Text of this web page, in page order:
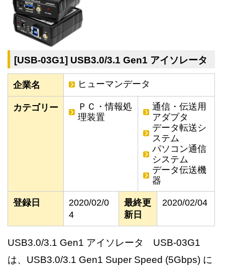
[USB-03G1] USB3.0/3.1 Gen1 アイソレータ
企業名 ヒューマンデータ
カテゴリー
ＰＣ・情報処
理装置
通信・伝送用
アダプタ
データ転送シ
ステム
パソコン通信
システム
データ伝送機
器
登録日
2020/02/0
4
最終更
新日
2020/02/04
USB3.0/3.1 Gen1 アイソレータ USB-03G1
は、USB3.0/3.1 Gen1 Super Speed (5Gbps) に